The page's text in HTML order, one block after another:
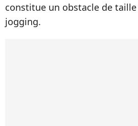
constitue un obstacle de
jogging.